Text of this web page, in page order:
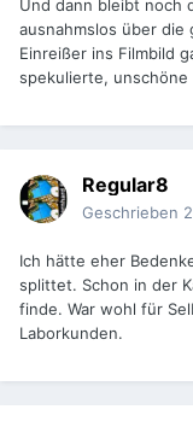
Und dann bleibt noch
ausnahmslos über die
Einreißer ins Filmbild
spekulierte, unschöne
Regular8
Geschrieben
Ich hätte eher
splittet. Schon in der
finde. War wohl für
Laborkunden.